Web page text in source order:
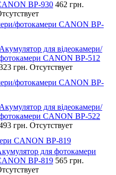
BP-930 462 грн.
фотокамери CANON BP-
Акумулятор для відеокамери/
CANON BP-512
грн. Отсутствует
фотокамери CANON BP-
Акумулятор для відеокамери/
CANON BP-522
грн. Отсутствует
CANON BP-819
для фотокамери
BP-819 565 грн.